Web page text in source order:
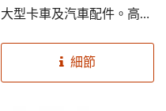
大型卡車及汽車配件。高規
觀能延長使用期限並美化您
的車子。提高您的後車門手
細節